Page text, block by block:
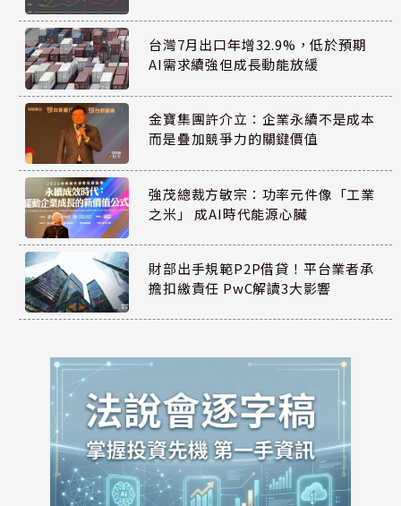
台灣7月出口年增32.9%，低於預期
AI需求續強但成長動能放緩
金寶集團許介立：企業永續不是成本
而是疊加競爭力的關鍵價值
強茂總裁方敏宗：功率元件像「工業
之米」 成AI時代能源心臟
財部出手規範P2P借貸！平台業者承
擔扣繳責任 PwC解讀3大影響